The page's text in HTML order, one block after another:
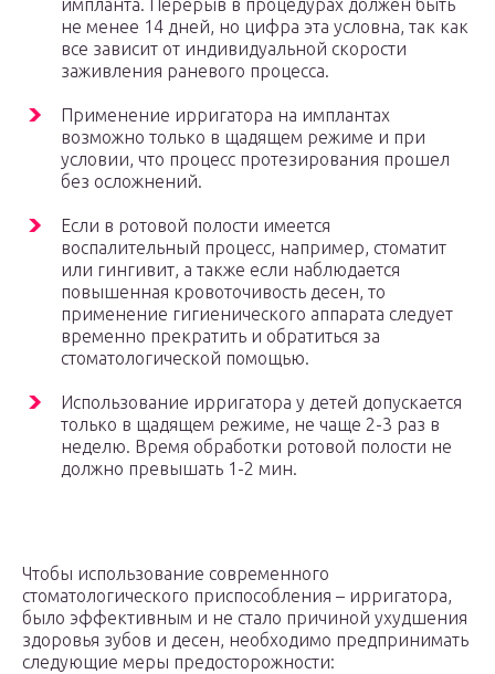
импланта. Перерыв в процедурах должен быть
не менее 14 дней, но цифра эта условна, так как
все зависит от индивидуальной скорости
заживления раневого процесса.
Применение ирригатора на имплантах
возможно только в щадящем режиме и при
условии, что процесс протезирования прошел
без осложнений.
Если в ротовой полости имеется
воспалительный процесс, например, стоматит
или гингивит, а также если наблюдается
повышенная кровоточивость десен, то
применение гигиенического аппарата следует
временно прекратить и обратиться за
стоматологической помощью.
Использование ирригатора у детей допускается
только в щадящем режиме, не чаще 2-3 раз в
неделю. Время обработки ротовой полости не
должно превышать 1-2 мин.
Чтобы использование современного
стоматологического приспособления – ирригатора,
было эффективным и не стало причиной ухудшения
здоровья зубов и десен, необходимо предпринимать
следующие меры предосторожности: